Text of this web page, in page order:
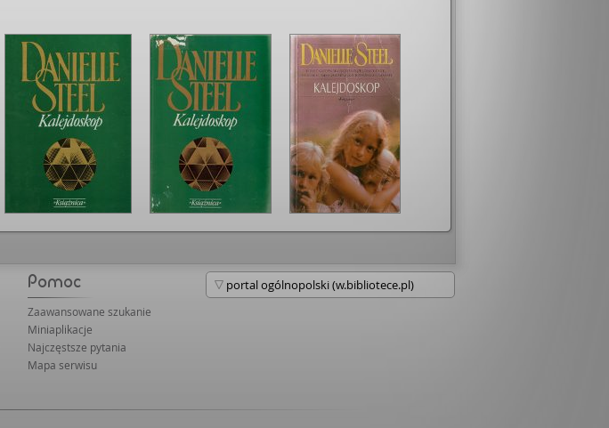
Zaawansowane szukanie
Miniaplikacje
Najczęstsze pytania
Mapa serwisu